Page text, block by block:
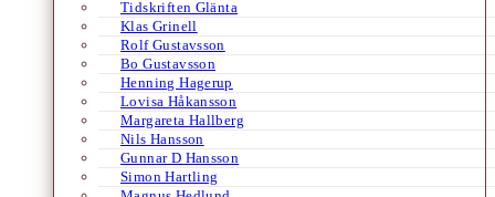
Tidskriften Glänta
Klas Grinell
Rolf Gustavsson
Bo Gustavsson
Henning Hagerup
Lovisa Håkansson
Margareta Hallberg
Nils Hansson
Gunnar D Hansson
Simon Hartling